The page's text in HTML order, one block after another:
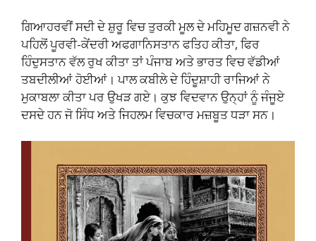
ਗਿਆਹਰਵੀਂ ਸਦੀ ਦੇ ਸ਼ੁਰੂ ਵਿਚ ਤੁਰਕੀ ਮੂਲ ਦੇ ਮਹਿਮੂਦ ਗਜ਼ਨਵੀ ਨੇ
ਪਹਿਲੋਂ ਪੂਰਵੀ-ਕੇਂਦਰੀ ਅਫਗਾਨਿਸਤਾਨ ਫਤਿਹ ਕੀਤਾ, ਫਿਰ
ਹਿੰਦੁਸਤਾਨ ਵੱਲ ਰੁਖ ਕੀਤਾ ਤਾਂ ਪੰਜਾਬ ਅਤੇ ਭਾਰਤ ਵਿਚ ਵੱਡੀਆਂ
ਤਬਦੀਲੀਆਂ ਹੋਈਆਂ। ਪਾਲ ਕਬੀਲੇ ਦੇ ਹਿੰਦੂਸ਼ਾਹੀ ਰਾਜਿਆਂ ਨੇ
ਮੁਕਾਬਲਾ ਕੀਤਾ ਪਰ ਉਖੜ ਗਏ। ਕੁਝ ਵਿਦਵਾਨ ਉਨ੍ਹਾਂ ਨੂੰ ਜੰਜੂਏ
ਦਸਦੇ ਹਨ ਜੋ ਸਿੰਧ ਅਤੇ ਜਿਹਲਮ ਵਿਚਕਾਰ ਮਜ਼ਬੂਤ ਧੜਾ ਸਨ।